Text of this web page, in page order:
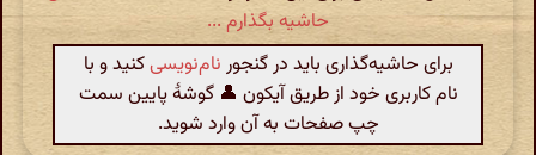
حاشیه بگذارم ...
برای حاشیه‌گذاری باید در گنجور نام‌نویسیکنید و با
نام کاربری خود از طریق آیکون 👤 گوشهٔ پایین سمت
چپ صفحات به آن وارد شوید.